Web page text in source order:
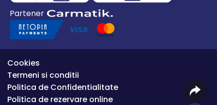
office.premium@autode.ro
Partener
Cookies
Termeni si conditii
Politica de Confidentialitate
Politica de rezervare online